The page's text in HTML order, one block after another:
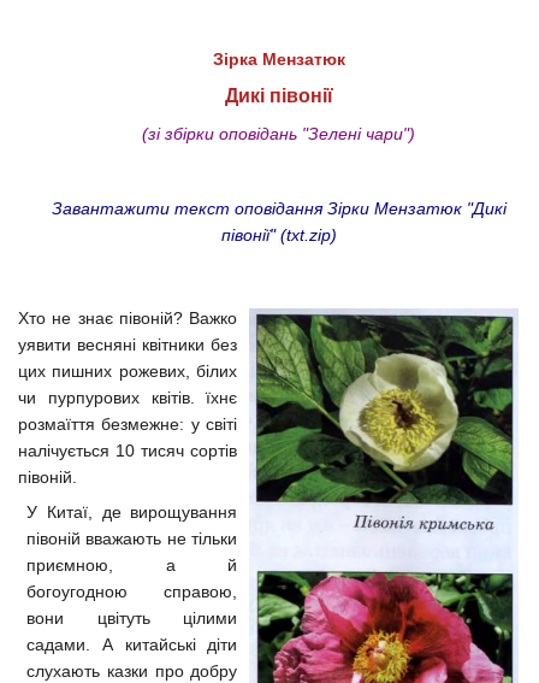
Зірка Мензатюк
Дикі півонії
(зі збірки оповідань "Зелені чари")
Завантажити текст оповідання Зірки Мензатюк "Дикі
півонії" (txt.zip)
Хто не знає півоній? Важко
уявити весняні квітники без
цих пишних рожевих, білих
чи пурпурових квітів. їхнє
розмаїття безмежне: у світі
налічується 10 тисяч сортів
півоній.
У Китаї, де вирощування
півоній вважають не тільки
приємною, а й
богоугодною справою,
вони цвітуть цілими
садами. А китайські діти
слухають казки про добру